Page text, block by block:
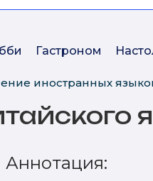
Гастроном
иностранных
Аннотация: